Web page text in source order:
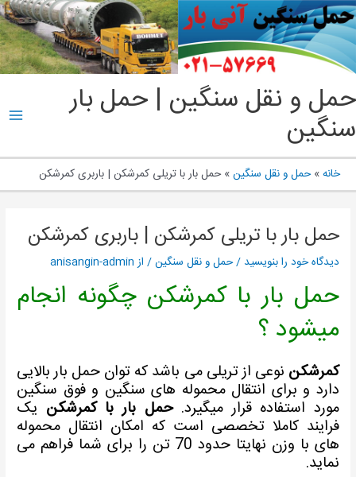
به
و نقل سنگین | حمل بار
حمل و نقل سنگین حمل بار با تریلی کمرشکن | باربری کمرشکن
بار با تریلی کمرشکن | باربری کمرشکن
خود را بنویسید/حمل و نقل سنگین/ از anisangin-admin
بار با کمرشکن چگونه انجام
؟
نوعی از تریلی می باشد که توان حمل بار بالایی
و برای انتقال محموله های سنگین و فوق سنگین
استفاده قرار میگیرد.حمل بار با کمرشکنیک
کاملا تخصصی است که امکان انتقال محموله
های با وزن نهایتا حدود 70 تن را برای شما فراهم می